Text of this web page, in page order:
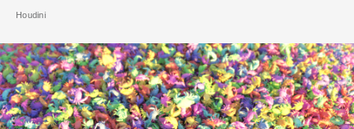
Houdini